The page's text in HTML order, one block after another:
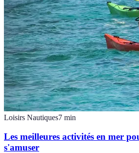
Loisirs Nautiques7 min
Les meilleures activités en mer
s'amuser